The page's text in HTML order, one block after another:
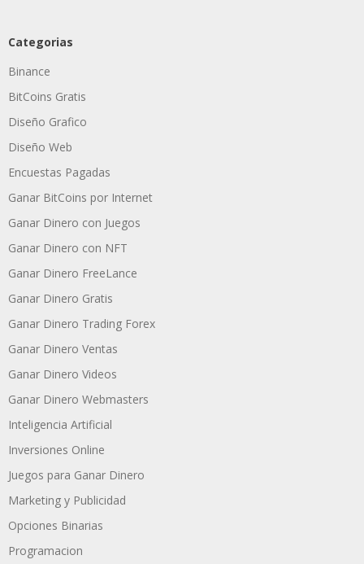
Categorias
Binance
BitCoins Gratis
Diseño Grafico
Diseño Web
Encuestas Pagadas
Ganar BitCoins por Internet
Ganar Dinero con Juegos
Ganar Dinero con NFT
Ganar Dinero FreeLance
Ganar Dinero Gratis
Ganar Dinero Trading Forex
Ganar Dinero Ventas
Ganar Dinero Videos
Ganar Dinero Webmasters
Inteligencia Artificial
Inversiones Online
Juegos para Ganar Dinero
Marketing y Publicidad
Opciones Binarias
Programacion